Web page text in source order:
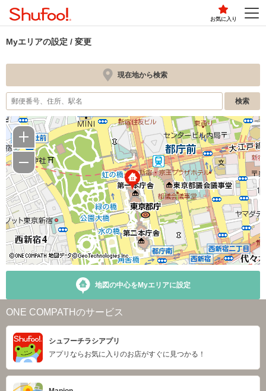
お気に入り
Myエリアの設定 / 変更
現在地から検索
地図の中心をMyエリアに設定
ONE COMPATHのサービス
シュフーチラシアプリ
アプリならお気に入りのお店がすぐに見つかる！